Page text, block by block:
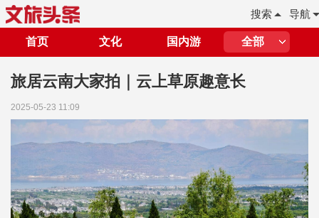
导航
搜索
首页 文化 国内游 全部
旅居云南大家拍｜云上草原趣意长
2025-05-23 11:09